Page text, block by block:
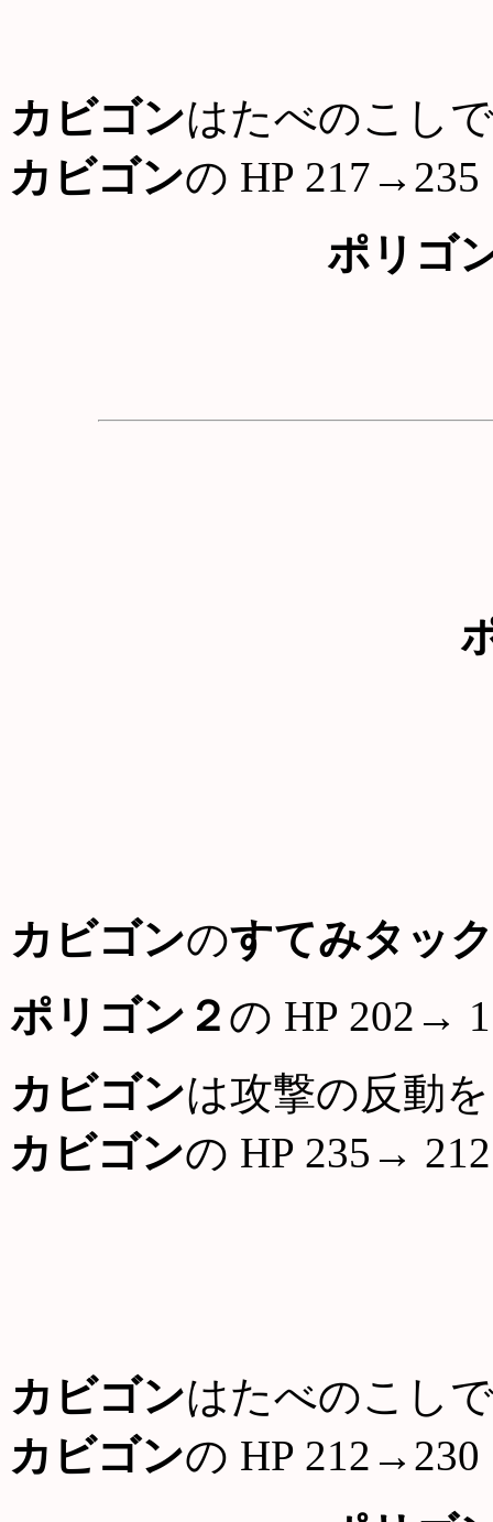
カビゴンはたべのこし
カビゴンの HP 217→235
ポリゴ
カビゴンのすてみタッ
ポリゴン２ の HP 202→
カビゴンは攻撃の反動
カビゴンの HP 235→ 212
カビゴンはたべのこし
カビゴンの HP 212→230